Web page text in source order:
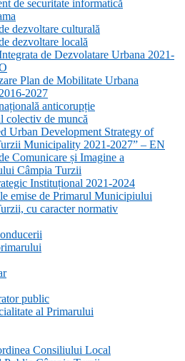
de securitate informatică
dezvoltare culturală
dezvoltare locală
de Dezvolatare Urbana 2021-
Plan de Mobilitate Urbana
2027
anticorupție
colectiv de muncă
Urban Development Strategy of
Municipality 2021-2027” – EN
Comunicare și Imagine a
Câmpia Turzii
Instituțional 2021-2024
emise de Primarul Municipiului
cu caracter normativ
public
al Primarului
Consiliului Local